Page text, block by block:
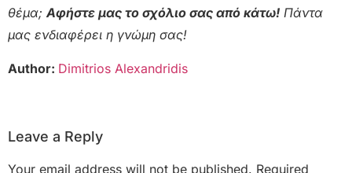
θέμα;Αφήστε μας το σχόλιο σας από κάτω! Πάντα
μας ενδιαφέρει η γνώμη σας!
Author: Dimitrios Alexandridis
Leave a Reply
Your email address will not be published. Required